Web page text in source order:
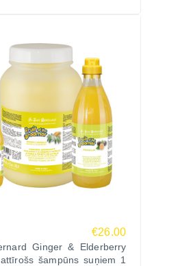
€26.00
Ginger & Elderberry
šampūns suņiem 1